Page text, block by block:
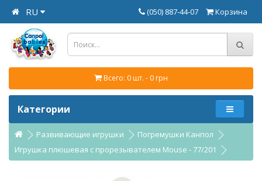
RU Корзина
(050) 887-44-07
Всего: 0 шт. - 0 грн
Категории
Развивающие игрушки
Погремушки Канпол
Игрушка плюшевая с прорезывателем Mouse - 77/201